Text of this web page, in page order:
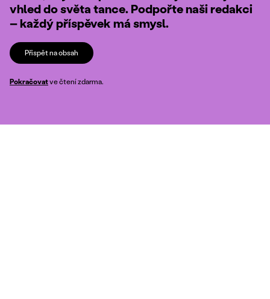
vhled do světa tance. Podpořte naši redakci
– každý příspěvek má smysl.
Přispět na obsah
Pokračovatve čtení zdarma.